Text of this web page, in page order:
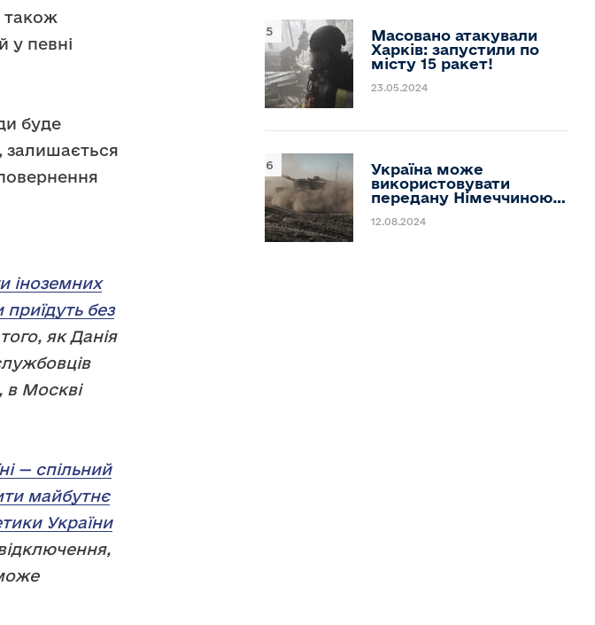
також
у певні
буде
залишається
іноземних
приїдуть без
як Данія
в Москві
— спільний
майбутнє
України
Масовано атакували
Харків: запустили по
місту 15 ракет!
23.05.2024
Україна може
використовувати
передану Німеччиною…
12.08.2024